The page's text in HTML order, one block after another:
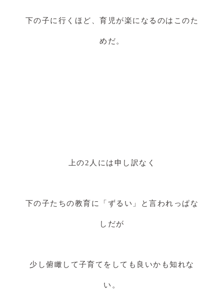
下の子に行くほど、育児が楽になるのはこのた
めだ。
上の2人には申し訳なく
下の子たちの教育に「ずるい」と言われっぱな
しだが
少し俯瞰して子育てをしても良いかも知れな
い。